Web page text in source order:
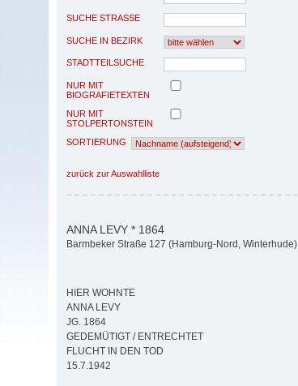
SUCHE STRASSE
SUCHE IN BEZIRK
STADTTEILSUCHE
NUR MIT
BIOGRAFIETEXTEN
NUR MIT
STOLPERTONSTEIN
SORTIERUNG
zurück zur Auswahlliste
ANNA LEVY * 1864
Barmbeker Straße 127 (Hamburg-Nord, Winterhude)
HIER WOHNTE
ANNA LEVY
JG. 1864
GEDEMÜTIGT / ENTRECHTET
FLUCHT IN DEN TOD
15.7.1942